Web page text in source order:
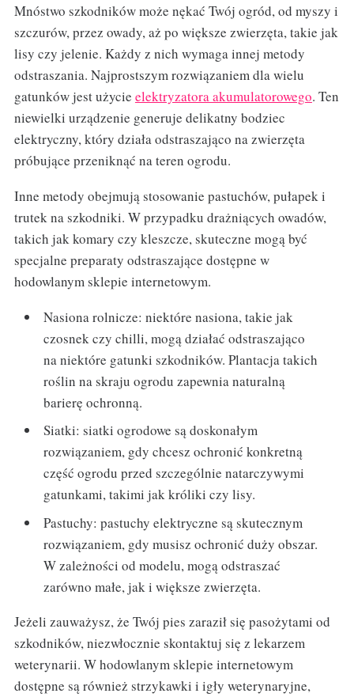
Mnóstwo szkodników może nękać Twój ogród, od myszy i
szczurów, przez owady, aż po większe zwierzęta, takie jak
lisy czy jelenie. Każdy z nich wymaga innej metody
odstraszania. Najprostszym rozwiązaniem dla wielu
gatunków jest użycie elektryzatora akumulatorowego. Ten
niewielki urządzenie generuje delikatny bodziec
elektryczny, który działa odstraszająco na zwierzęta
próbujące przeniknąć na teren ogrodu.
Inne metody obejmują stosowanie pastuchów, pułapek i
trutek na szkodniki. W przypadku drażniących owadów,
takich jak komary czy kleszcze, skuteczne mogą być
specjalne preparaty odstraszające dostępne w
hodowlanym sklepie internetowym.
Nasiona rolnicze: niektóre nasiona, takie jak
czosnek czy chilli, mogą działać odstraszająco
na niektóre gatunki szkodników. Plantacja takich
roślin na skraju ogrodu zapewnia naturalną
barierę ochronną.
Siatki: siatki ogrodowe są doskonałym
rozwiązaniem, gdy chcesz ochronić konkretną
część ogrodu przed szczególnie natarczywymi
gatunkami, takimi jak króliki czy lisy.
Pastuchy: pastuchy elektryczne są skutecznym
rozwiązaniem, gdy musisz ochronić duży obszar.
W zależności od modelu, mogą odstraszać
zarówno małe, jak i większe zwierzęta.
Jeżeli zauważysz, że Twój pies zaraził się pasożytami od
szkodników, niezwłocznie skontaktuj się z lekarzem
weterynarii. W hodowlanym sklepie internetowym
dostępne są również strzykawki i igły weterynaryjne,